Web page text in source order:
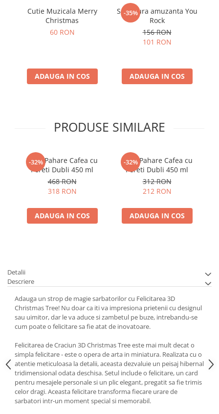
Cutie Muzicala Merry
Christmas
60 RON
ADAUGA IN COS
-35%
Sculptura amuzanta You
Rock
156 RON
101 RON
ADAUGA IN COS
PRODUSE SIMILARE
-32%
Set 6 Pahare Cafea cu
Pereti Dubli 450 ml
468 RON
318 RON
ADAUGA IN COS
-32%
Set 4 Pahare Cafea cu
Pereti Dubli 450 ml
312 RON
212 RON
ADAUGA IN COS
Detalii
Descriere
Adauga un strop de magie sarbatorilor cu Felicitarea 3D
Christmas Tree! Nu doar ca iti va impresiona prietenii cu designul
sau uimitor, dar le va aduce si zambetul pe buze, intrebandu-se
cum poate o felicitare sa fie atat de inovatoare.
Felicitarea de Craciun 3D Christmas Tree este mai mult decat o
simpla felicitare - este o opera de arta in miniatura. Realizata cu o
atentie meticuloasa la detalii, aceasta dezvaluie un peisaj hibernal
tridimensional odata deschisa. Setul include o felicitare, un card
pentru mesajele personale si un plic elegant, pregatit sa fie trimis
celor dragi. Aceasta felicitare transforma fiecare urare de
sarbatori intr-un moment special si memorabil.